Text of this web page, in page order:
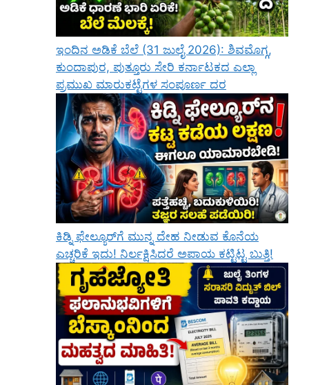
ಇಂದಿನ ಅಡಿಕೆ ಬೆಲೆ (31 ಜುಲೈ 2026): ಶಿವಮೊಗ್ಗ,
ಕುಂದಾಪುರ, ಪುತ್ತೂರು ಸೇರಿ ಕರ್ನಾಟಕದ ಎಲ್ಲಾ
ಪ್ರಮುಖ ಮಾರುಕಟ್ಟೆಗಳ ಸಂಪೂರ್ಣ ದರ
ಕಿಡ್ನಿ ಫೇಲ್ಯೂರ್‌ಗೆ ಮುನ್ನ ದೇಹ ನೀಡುವ ಕೊನೆಯ
ಎಚ್ಚರಿಕೆ ಇದು! ನಿರ್ಲಕ್ಷಿಸಿದರೆ ಅಪಾಯ ಕಟ್ಟಿಟ್ಟ ಬುತ್ತಿ!